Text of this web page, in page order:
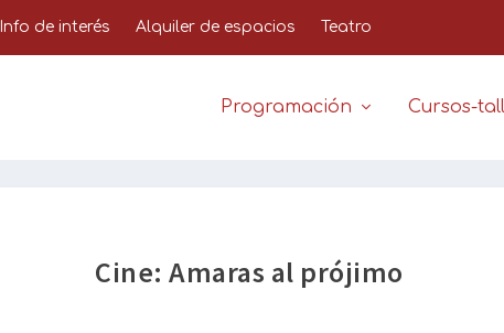
Info de interés Alquiler de espacios Teatro
Programación Cursos-
Cine: Amaras al prójimo